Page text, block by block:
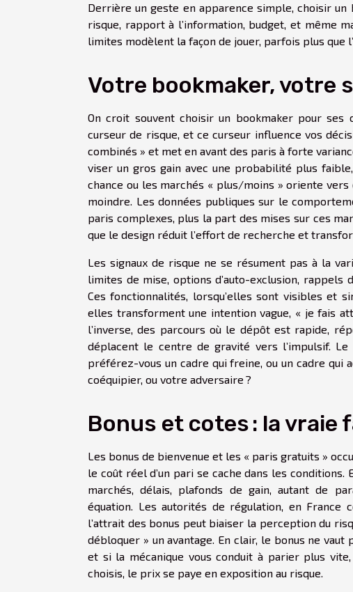
Derrière un geste en apparence simple, choisir
risque, rapport à l’information, budget, et même
limites modèlent la façon de jouer, parfois plus que
Votre bookmaker, votre
On croit souvent choisir un bookmaker pour
curseur de risque, et ce curseur influence vos
combinés » et met en avant des paris à forte
viser un gros gain avec une probabilité plus
chance ou les marchés « plus/moins » oriente
moindre. Les données publiques sur le
paris complexes, plus la part des mises sur ces
que le design réduit l’effort de recherche et
Les signaux de risque ne se résument pas à la
limites de mise, options d’auto-exclusion,
Ces fonctionnalités, lorsqu’elles sont visibles et
elles transforment une intention vague, « je fais
l’inverse, des parcours où le dépôt est rapide,
déplacent le centre de gravité vers l’impulsif.
préférez-vous un cadre qui freine, ou un cadre qui
coéquipier, ou votre adversaire ?
Bonus et cotes : la vraie
Les bonus de bienvenue et les « paris gratuits »
le coût réel d’un pari se cache dans les
marchés, délais, plafonds de gain, autant de
équation. Les autorités de régulation, en France
l’attrait des bonus peut biaiser la perception du
débloquer » un avantage. En clair, le bonus ne vaut
et si la mécanique vous conduit à parier plus
choisis, le prix se paye en exposition au risque.